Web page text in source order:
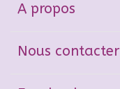
A propos
Nous contacter